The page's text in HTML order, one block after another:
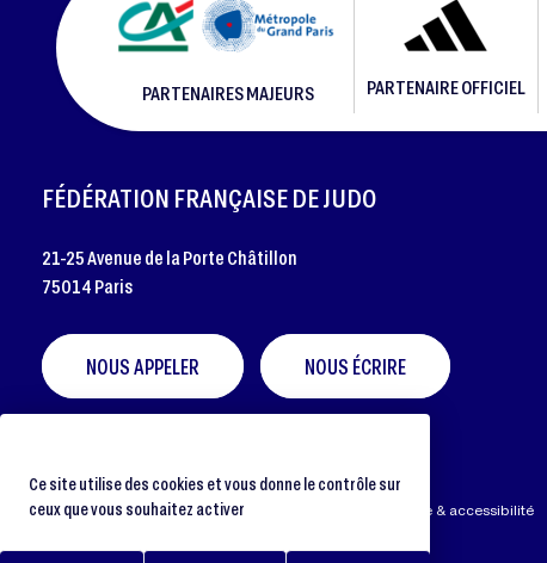
PARTENAIRES MAJEURS PARTENAIRE OFFICIEL
FOOTER
FÉDÉRATION FRANÇAISE DE JUDO
21-25 Avenue de la Porte Châtillon
75014 Paris
NOUS APPELER NOUS ÉCRIRE
Préférences cookies Protection des données Aide & accessibilité
Ce site utilise des cookies et vous donne le contrôle sur
ceux que vous souhaitez activer